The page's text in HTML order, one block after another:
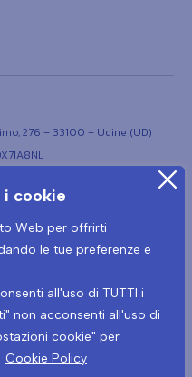
cookie
Web per offrirti
le tue preferenze e
all'uso di TUTTI i
non acconsenti all'uso di
cookie" per
Cookie Policy
276 – 33100 – Udine (UD)